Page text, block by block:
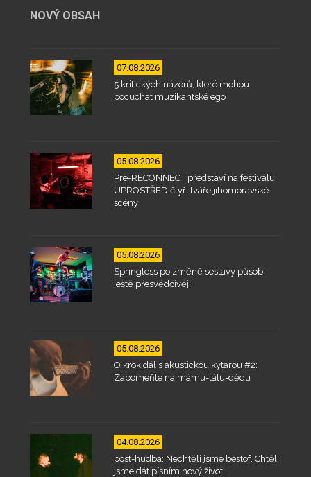
NOVÝ OBSAH
07.08.2026
5 kritických názorů, které mohou
pocuchat muzikantské ego
05.08.2026
Pre-RECONNECT představí na festivalu
UPROSTŘED čtyři tváře jihomoravské
scény
05.08.2026
Springless po změně sestavy působí
ještě přesvědčivěji
05.08.2026
O krok dál s akustickou kytarou #2:
Zapomeňte na mámu-tátu-dědu
04.08.2026
post-hudba: Nechtěli jsme bestof. Chtěli
jsme dát písním nový život